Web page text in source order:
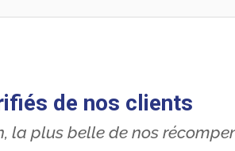
de nos clients
la plus belle de nos